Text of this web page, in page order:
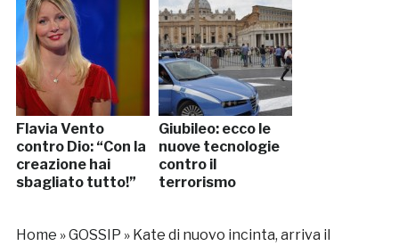
Flavia Vento
contro Dio: “Con la
creazione hai
sbagliato tutto!”
Giubileo: ecco le
nuove tecnologie
contro il
terrorismo
Home »GOSSIP » Kate di nuovo incinta, arriva il